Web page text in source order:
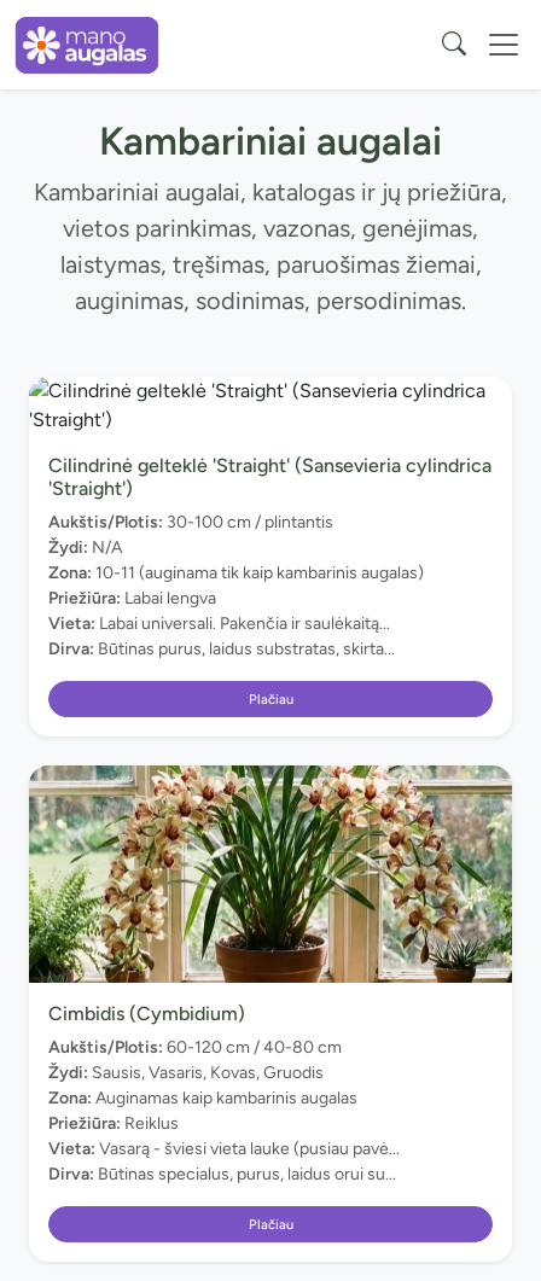
Kambariniai augalai
Kambariniai augalai, katalogas ir jų priežiūra,
vietos parinkimas, vazonas, genėjimas,
laistymas, tręšimas, paruošimas žiemai,
auginimas, sodinimas, persodinimas.
Cilindrinė gelteklė 'Straight' (Sansevieria cylindrica
'Straight')
Aukštis/Plotis: 30-100 cm / plintantis
Žydi: N/A
Zona: 10-11 (auginama tik kaip kambarinis augalas)
Priežiūra: Labai lengva
Vieta: Labai universali. Pakenčia ir saulėkaitą...
Dirva: Būtinas purus, laidus substratas, skirta...
Plačiau
Cimbidis (Cymbidium)
Aukštis/Plotis: 60-120 cm / 40-80 cm
Žydi: Sausis, Vasaris, Kovas, Gruodis
Zona: Auginamas kaip kambarinis augalas
Priežiūra: Reiklus
Vieta: Vasarą - šviesi vieta lauke (pusiau pavė...
Dirva: Būtinas specialus, purus, laidus orui su...
Plačiau